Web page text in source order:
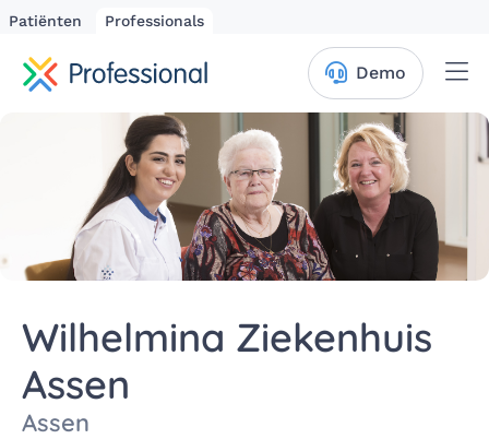
Patiënten Professionals
Demo
Wilhelmina Ziekenhuis
Assen
Assen